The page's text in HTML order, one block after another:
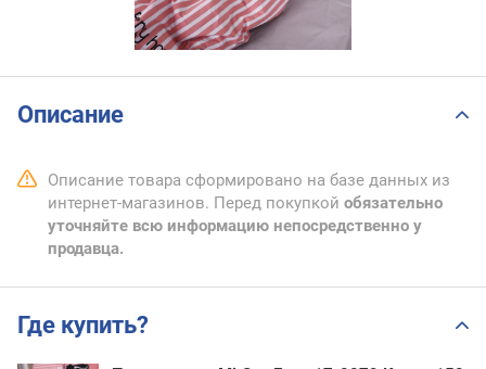
Описание
Описание товара сформировано на базе данных из
интернет-магазинов. Перед покупкой обязательно
уточняйте всю информацию непосредственно у
продавца.
Где купить?